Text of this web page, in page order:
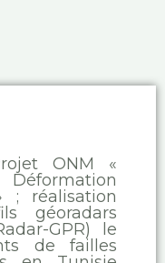
ONM «
; réalisation
géoradars
GPR) le
de failles